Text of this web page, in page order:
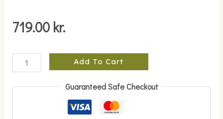
719.00 kr.
Add To Cart
Guaranteed Safe Checkout